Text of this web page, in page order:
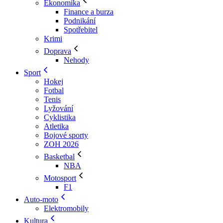
Ekonomika
Finance a burza
Podnikání
Spotřebitel
Krimi
Doprava
Nehody
Sport
Hokej
Fotbal
Tenis
Lyžování
Cyklistika
Atletika
Bojové sporty
ZOH 2026
Basketbal
NBA
Motosport
F1
Auto-moto
Elektromobily
Kultura